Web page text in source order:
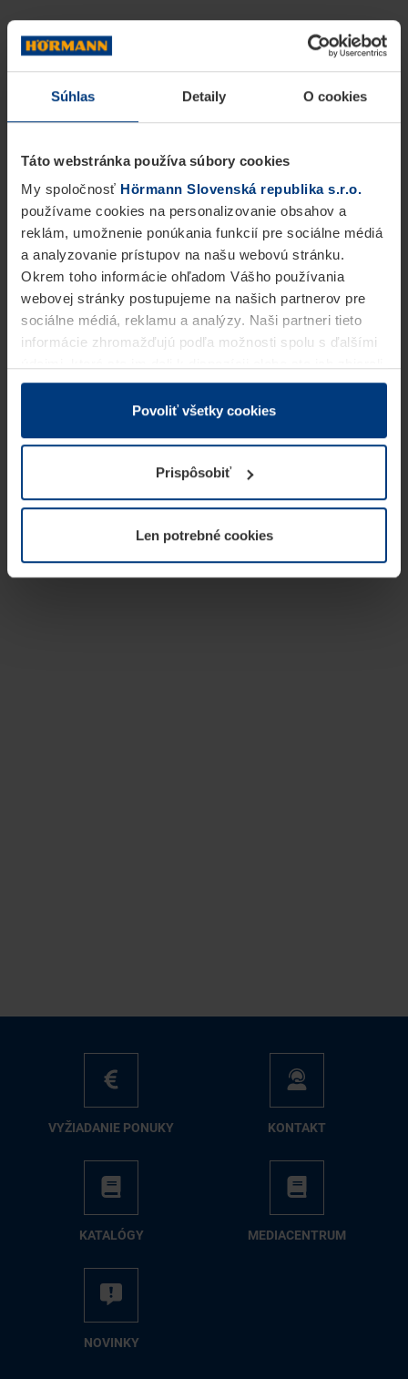
Súhlas Detaily O cookies
Táto webstránka používa súbory cookies
My spoločnosť Hörmann Slovenská republika s.r.o.
používame cookies na personalizovanie obsahov a
reklám, umožnenie ponúkania funkcií pre sociálne médiá
a analyzovanie prístupov na našu webovú stránku.
Okrem toho informácie ohľadom Vášho používania
webovej stránky postupujeme na našich partnerov pre
sociálne médiá, reklamu a analýzy. Naši partneri tieto
informácie zhromažďujú podľa možnosti spolu s ďalšími
v rámci Vášho využívania služieb.
Z právneho hľadiska môžeme cookies ukladať na Vašom
prevádzku tejto stránky. Pre všetky ostatné typy cookie
potrebujeme Vaše povolenie. Vaše povolenie môžete
kedykoľvek zmeniť alebo odvolať vo vysvetlení cookie
našej webovej stránky.
Povoliť všetky cookies
Prispôsobiť
Len potrebné cookies
VY­ŽIA­DA­NIE PO­NU­KY KON­TAKT
KA­TA­LÓ­GY ME­DIA­CEN­TRUM
NO­VIN­KY